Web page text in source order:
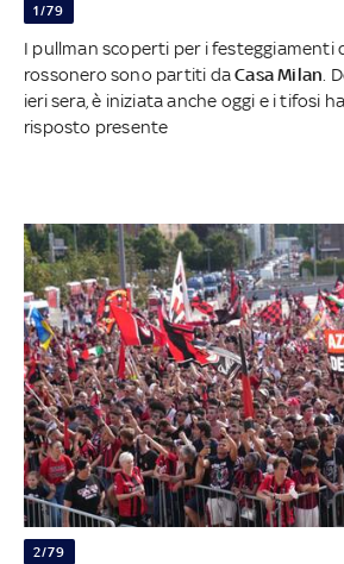
1/79
I pullman scoperti per i festeggiamenti
rossonero sono partiti daCasa Milan .
ieri sera, è iniziata anche oggi e i tifosi
risposto presente
2/79